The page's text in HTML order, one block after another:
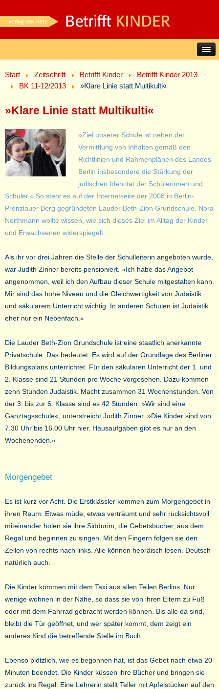
Start Zeitschrift Betrifft Kinder
Betrifft Kinder 2013
BK 11-12/2013
»Klare Linie statt Multikulti«
»Klare Linie statt Multikulti«
»Ziel unserer Schule ist neben der
Vermittlung von Inhalten gemäß den
Richtlinien und Rahmenplänen des Landes
Berlin insbesondere die Stärkung der
jüdischen Identität der Schülerinnen und
Schüler.« So steht es auf der Internetseite der 2008 in Berlin-
Prenzlauer Berg gegründeten Lauder Beth-Zion Grundschule. Nora
Northmann wollte wissen, wie sich dieses Ziel im Alltag der Kinder
und Erwachsenen widerspiegelt.
Als ihr vor drei Jahren die Stelle der Schulleiterin angeboten wurde,
war Judith Zinner bereits pensioniert. »Ich habe das Angebot
angenommen, weil ich den Aufbau dieser Schule mitgestalten kann.
Mir sind das hohe Niveau und die Gleichwertigkeit von Judaistik
und säkularem Unterricht wichtig. In anderen Schulen ist Judaistik
eher nur ein Nebenfach.«
Die Lauder Beth-Zion Grundschule ist eine staatlich anerkannte
Privatschule. Das bedeutet: Es wird auf der Grundlage des Berliner
Bildungsplans unterrichtet. Für den säkularen Unterricht der 1. und
2. Klasse sind 21 Stunden pro Woche vorgesehen. Dazu kommen
zehn Stunden Judaistik. Macht zusammen 31 Wochenstunden. Von
der 3. bis zur 6. Klasse sind es 42 Stunden. »Wir sind eine
Ganztagsschule«, unterstreicht Judith Zinner. »Die Kinder sind von
7.30 Uhr bis 16.00 Uhr hier. Hausaufgaben gibt es nur an den
Wochenenden.«
Morgengebet
Es ist kurz vor Acht. Die Erstklässler kommen zum Morgengebet in
ihren Raum. Etwas müde, etwas verträumt und sehr rücksichtsvoll
miteinander holen sie ihre Siddurim, die Gebetsbücher, aus dem
Regal und beginnen zu singen. Mit den Fingern folgen sie den
Zeilen von rechts nach links. Alle können hebräisch lesen. Deutsch
natürlich auch.
Die Kinder kommen mit dem Taxi aus allen Teilen Berlins. Nur
wenige wohnen in der Nähe, so dass sie von ihren Eltern zu Fuß
oder mit dem Fahrrad gebracht werden können. Bis alle da sind,
bleibt die Tür geöffnet, und wer später kommt, dem zeigt ein
anderes Kind die betreffende Stelle im Buch.
Ebenso plötzlich, wie es begonnen hat, ist das Gebet nach etwa 20
Minuten beendet. Die Kinder küssen ihre Bücher und bringen sie
zurück ins Regal. Eine Lehrerin stellt Teller mit Apfelstücken auf den